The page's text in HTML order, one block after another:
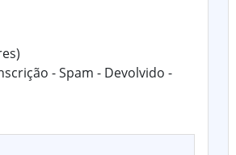
- Spam - Devolvido -